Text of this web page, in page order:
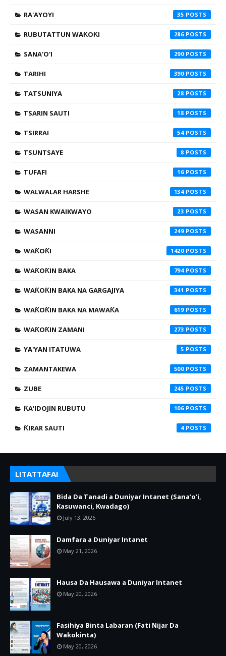
RA'AYOYI 35
RUBUTATTUN WAƘOƘI 286
SANA'O'I 290
TARIHI 390
TATSUNIYA 28
TSARIN SAUTI 18
TSIRRAI 54
TSUNTSAYE 8
TUFAFI 16
WALWALAR HARSHE 134
WASAN KWAIKWAYO 23
WASANNI 249
WAƘOƘI 1420
WAƘOƘIN BAKA 794
WAƘOƘIN BAKA NA GARGAJIYA 341
WAƘOƘIN BAKA NA MAWAƘA 619
WAƘOƘIN ZAMANI 273
YA'YAN ITATUWA 5
ZAMANTAKEWA 500
ZUBE 245
ƘA'IDOJIN RUBUTU 106
ƘIRAR SAUTI 4
LITATTAFAI
Bida Da Tanadi a Duniyar Intanet (Sana’o’i,
Kasuwanci, Kwadago)
July 13, 2026
Damfara a Duniyar Intanet
May 21, 2026
Hausa Da Hausawa a Duniyar Intanet
May 20, 2026
Fasihiya Binta Labaran (Fati Nijar Da
Wakokinta)
May 20, 2026